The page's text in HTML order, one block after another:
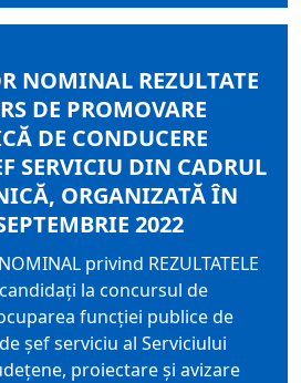
NOMINAL REZULTATE
DE PROMOVARE
DE CONDUCERE
SERVICIU DIN CADRUL
ORGANIZATĂ ÎN
2022
privind REZULTATELE
la concursul de
funcţiei publice de
şef serviciu al Serviciului
proiectare şi avizare